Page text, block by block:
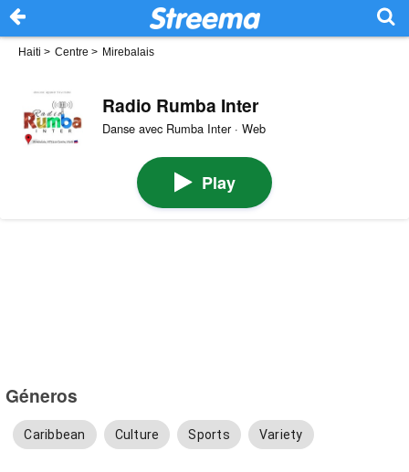
Haiti > Centre > Mirebalais
Radio Rumba Inter
Danse avec Rumba Inter · Web
Play
Géneros
Caribbean Culture Sports Variety